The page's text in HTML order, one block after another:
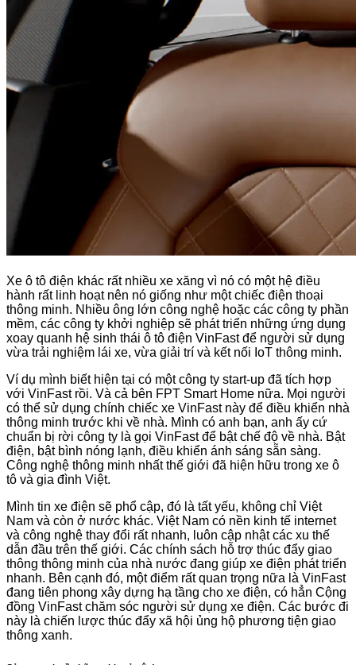
Xe ô tô điện khác rất nhiều xe xăng vì nó có một hệ điều
hành rất linh hoạt nên nó giống như một chiếc điện thoại
thông minh. Nhiều ông lớn công nghệ hoặc các công ty phần
mềm, các công ty khởi nghiệp sẽ phát triển những ứng dụng
xoay quanh hệ sinh thái ô tô điện VinFast để người sử dụng
vừa trải nghiệm lái xe, vừa giải trí và kết nối IoT thông minh.
Ví dụ mình biết hiện tại có một công ty start-up đã tích hợp
với VinFast rồi. Và cả bên FPT Smart Home nữa. Mọi người
có thể sử dụng chính chiếc xe VinFast này để điều khiển nhà
thông minh trước khi về nhà. Mình có anh bạn, anh ấy cứ
chuẩn bị rời công ty là gọi VinFast để bật chế độ về nhà. Bật
điện, bật bình nóng lạnh, điều khiển ánh sáng sẵn sàng.
Công nghệ thông minh nhất thế giới đã hiện hữu trong xe ô
tô và gia đình Việt.
Mình tin xe điện sẽ phổ cập, đó là tất yếu, không chỉ Việt
Nam và còn ở nước khác. Việt Nam có nền kinh tế internet
và công nghệ thay đổi rất nhanh, luôn cập nhật các xu thế
dẫn đầu trên thế giới. Các chính sách hỗ trợ thúc đẩy giao
thông thông minh của nhà nước đang giúp xe điện phát triển
nhanh. Bên cạnh đó, một điểm rất quan trọng nữa là VinFast
đang tiên phong xây dựng hạ tầng cho xe điện, có hẳn Cộng
đồng VinFast chăm sóc người sử dụng xe điện. Các bước đi
này là chiến lược thúc đẩy xã hội ủng hộ phương tiện giao
thông xanh.